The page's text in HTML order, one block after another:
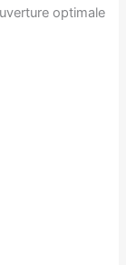
optimale